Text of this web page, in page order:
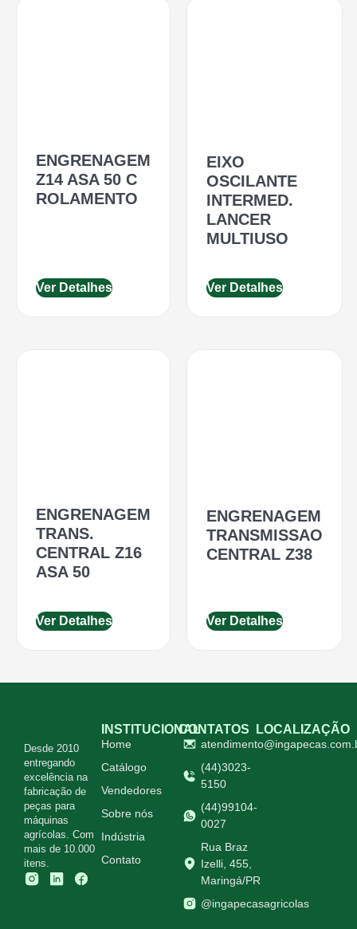
ENGRENAGEM
Z14 ASA 50 C
ROLAMENTO
Ver Detalhes
EIXO
OSCILANTE
INTERMED.
LANCER
MULTIUSO
Ver Detalhes
ENGRENAGEM
TRANS.
CENTRAL Z16
ASA 50
Ver Detalhes
ENGRENAGEM
TRANSMISSAO
CENTRAL Z38
Ver Detalhes
Desde 2010
entregando
excelência na
fabricação de
peças para
máquinas
agrícolas. Com
mais de 10.000
itens.
INSTITUCIONAL
Home
Catálogo
Vendedores
Sobre nós
Indústria
Contato
CONTATOS
(44)3023-
5150
(44)99104-
0027
Rua Braz
Izelli, 455,
Maringá/PR
@ingapecasagricolas
LOCALIZAÇÃO